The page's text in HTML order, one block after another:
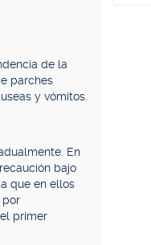
de la
parches
y vómitos.
En
bajo
que en ellos
por
primer